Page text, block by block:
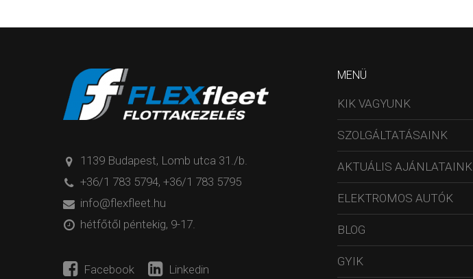
1139 Budapest, Lomb utca 31./b.
+36/1 783 5794, +36/1 783 5795
info@flexfleet.hu
hétfőtől péntekig, 9-17.
Facebook Linkedin
MENÜ
KIK VAGYUNK
SZOLGÁLTATÁSAINK
AKTUÁLIS AJÁNLATAINK
ELEKTROMOS AUTÓK
BLOG
GYIK